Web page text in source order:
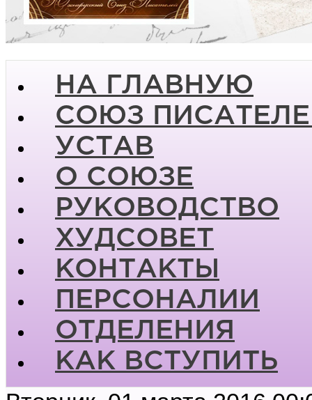
НА ГЛАВНУЮ
СОЮЗ
УСТАВ
О СОЮЗЕ
РУКОВОДСТВО
ХУДСОВЕТ
КОНТАКТЫ
ПЕРСОНАЛИИ
ОТДЕЛЕНИЯ
КАК ВСТУПИТЬ